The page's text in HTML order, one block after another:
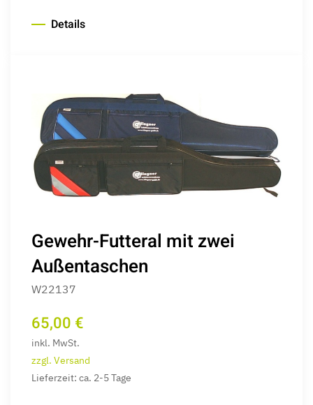
Details
Gewehr-Futteral mit zwei
Außentaschen
W22137
65,00 €
inkl. MwSt.
zzgl. Versand
Lieferzeit: ca. 2-5 Tage